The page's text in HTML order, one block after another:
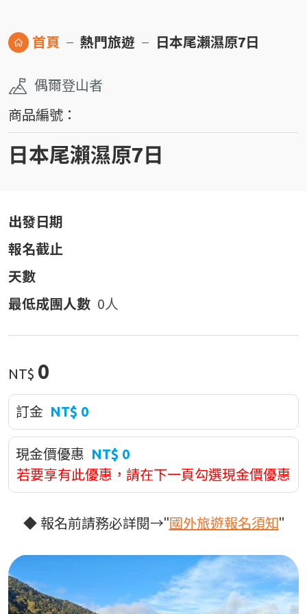
首頁 熱門旅遊 日本尾瀨濕原7日
偶爾登山者
商品編號：
日本尾瀨濕原7日
出發日期
報名截止
天數
最低成團人數 0人
NT$ 0
訂金 NT$ 0
現金價優惠 NT$ 0
若要享有此優惠，請在下一頁勾選現金價優惠
◆ 報名前請務必詳閱→"國外旅遊報名須知"